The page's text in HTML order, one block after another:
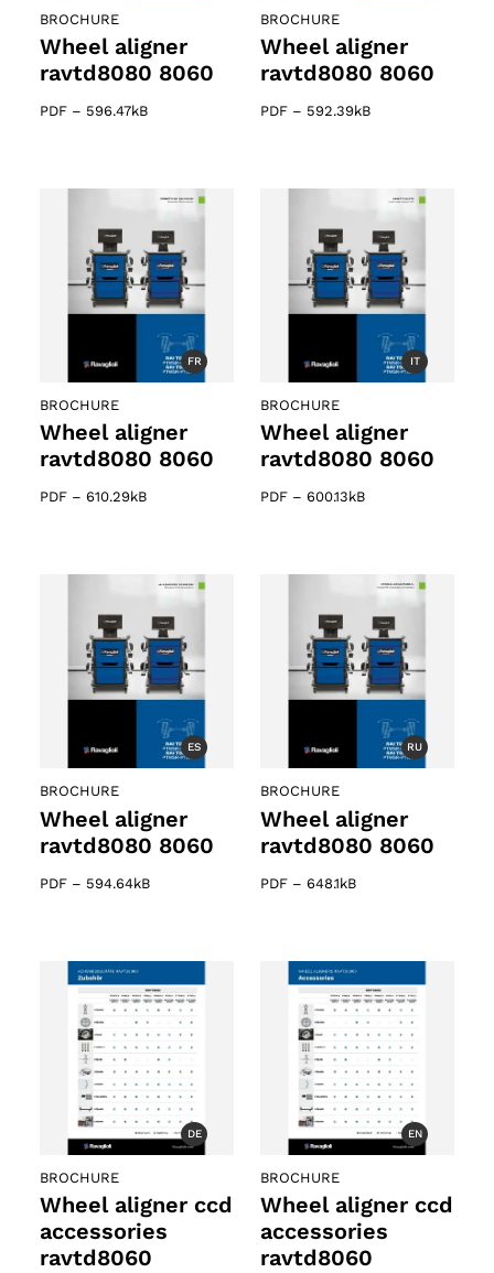
BROCHURE
Wheel aligner
ravtd8080 8060
PDF – 596.47kB
BROCHURE
Wheel aligner
ravtd8080 8060
PDF – 592.39kB
FR
BROCHURE
Wheel aligner
ravtd8080 8060
PDF – 610.29kB
IT
BROCHURE
Wheel aligner
ravtd8080 8060
PDF – 600.13kB
ES
BROCHURE
Wheel aligner
ravtd8080 8060
PDF – 594.64kB
RU
BROCHURE
Wheel aligner
ravtd8080 8060
PDF – 648.1kB
DE
BROCHURE
Wheel aligner ccd
accessories
ravtd8060
EN
BROCHURE
Wheel aligner ccd
accessories
ravtd8060